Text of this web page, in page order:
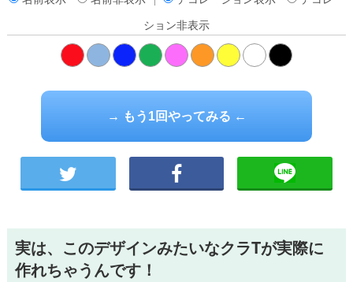
ション非表示
→ もう1回やってみる ←
実は、このデザインみたいなクラTが実際に
作れちゃうんです！